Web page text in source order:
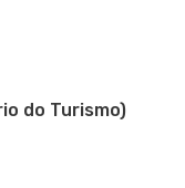
do Turismo)